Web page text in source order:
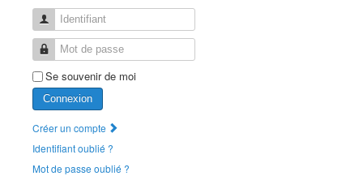
Identifiant
Mot de passe
Se souvenir de moi
Connexion
Créer un compte
Identifiant oublié ?
Mot de passe oublié ?